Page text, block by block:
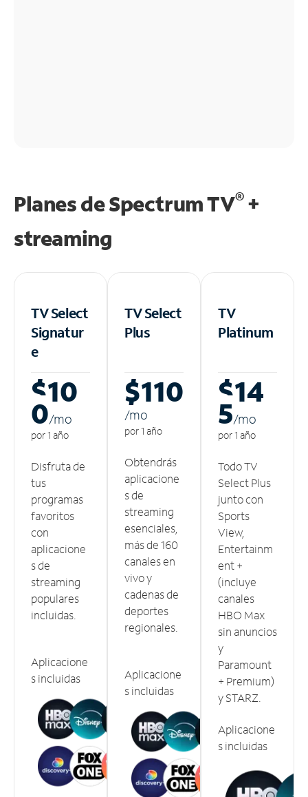
Planes de Spectrum TV®+
streaming
TV Select
Signatur
e
$10
0/mo
por 1 año
Disfruta de
tus
programas
favoritos
con
aplicacione
s de
streaming
populares
incluidas.
Aplicacione
s incluidas
TV Select
Plus
$110
/mo
por 1 año
Obtendrás
aplicacione
s de
streaming
esenciales,
más de 160
canales en
vivo y
cadenas de
deportes
regionales.
Aplicacione
s incluidas
TV
Platinum
$14
5/mo
por 1 año
Todo TV
Select Plus
junto con
Sports
View,
Entertainm
ent +
(incluye
canales
HBO Max
sin anuncios
y
Paramount
+ Premium)
y STARZ.
Aplicacione
s incluidas